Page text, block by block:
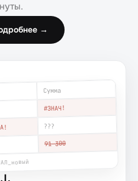
→
Сумма
#ЗНАЧ!
???
91 300